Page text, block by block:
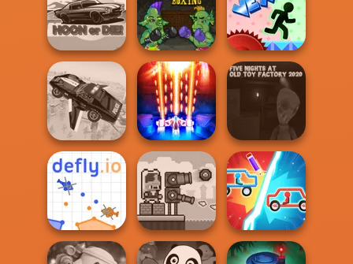
Super Thrower Monster Impact
Battalion
Commander 2
Hoon or Die Troll Boxing
Flying Police Car Galaxy Shooter
Five Nights at Old
Toy Factory...